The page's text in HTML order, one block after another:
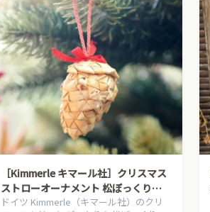
［Kimmerle キマール社］クリスマス
ストローオーナメント 松ぼっくり
5cm
ドイツ Kimmerle（キマール社）のクリ